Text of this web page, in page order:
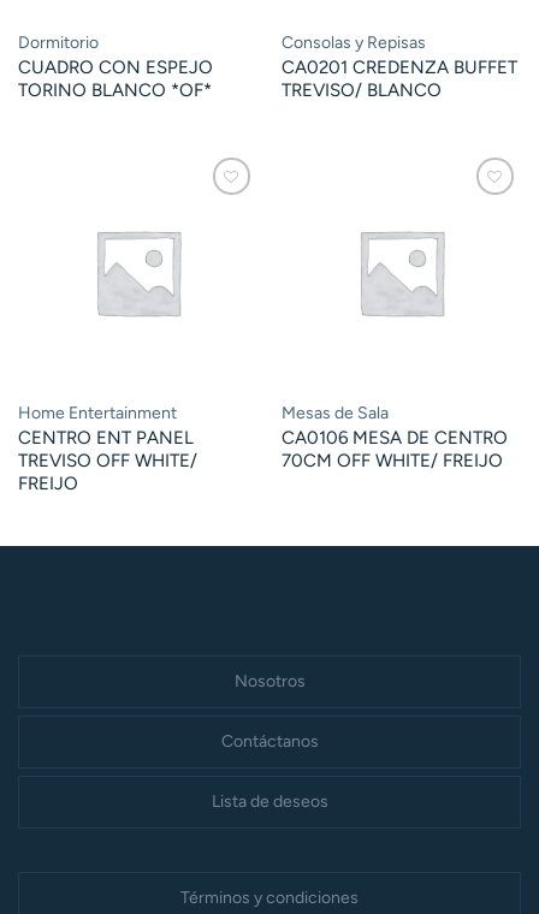
Dormitorio
CUADRO CON ESPEJO
TORINO BLANCO *OF*
Consolas y Repisas
CA0201 CREDENZA BUFFET
TREVISO/ BLANCO
Home Entertainment
CENTRO ENT PANEL
TREVISO OFF WHITE/
FREIJO
Mesas de Sala
CA0106 MESA DE CENTRO
70CM OFF WHITE/ FREIJO
Nosotros
Contáctanos
Lista de deseos
Términos y condiciones